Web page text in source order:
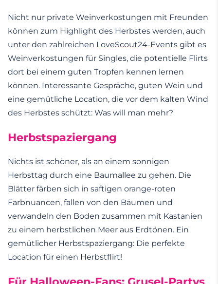
Nicht nur private Weinverkostungen mit Freunden
können zum Highlight des Herbstes werden, auch
unter den zahlreichen LoveScout24-Events gibt es
Weinverkostungen für Singles, die potentielle Flirts
dort bei einem guten Tropfen kennen lernen
können. Interessante Gespräche, guten Wein und
eine gemütliche Location, die vor dem kalten Wind
des Herbstes schützt: Was will man mehr?
Herbstspaziergang
Nichts ist schöner, als an einem sonnigen
Herbsttag durch eine Baumallee zu gehen. Die
Blätter färben sich in saftigen orange-roten
Farbnuancen, fallen von den Bäumen und
verwandeln den Boden zusammen mit Kastanien
zu einem herbstlichen Meer aus Erdtönen. Ein
gemütlicher Herbstspaziergang: Die perfekte
Location für einen Herbstflirt!